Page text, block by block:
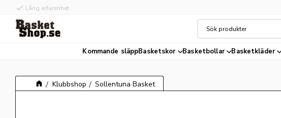
check Lång erfarenhet
check Hög kvalité
Kommande släppBasketskor Basketbollar Basketkläder
Klubbshop Sollentuna Basket